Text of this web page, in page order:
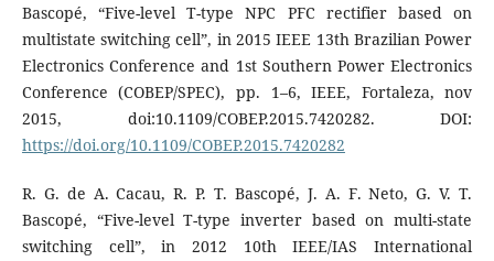
Bascopé, “Five-level T-type NPC PFC rectifier based on
multistate switching cell”, in 2015 IEEE 13th Brazilian Power
Electronics Conference and 1st Southern Power Electronics
Conference (COBEP/SPEC), pp. 1–6, IEEE, Fortaleza, nov
2015, doi:10.1109/COBEP.2015.7420282. DOI:
https://doi.org/10.1109/COBEP.2015.7420282
R. G. de A. Cacau, R. P. T. Bascopé, J. A. F. Neto, G. V. T.
Bascopé, “Five-level T-type inverter based on multi-state
switching cell”, in 2012 10th IEEE/IAS International